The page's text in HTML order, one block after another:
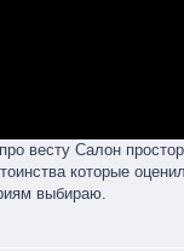
весту Салон
которые
выбираю.